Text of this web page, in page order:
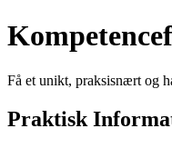
Få et unikt, praksisnært og
Praktisk